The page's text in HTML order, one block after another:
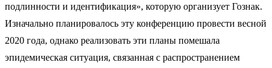
подлинности и идентификация», которую организует Гознак.
Изначально планировалось эту конференцию провести весной
2020 года, однако реализовать эти планы помешала
эпидемическая ситуация, связанная с распространением